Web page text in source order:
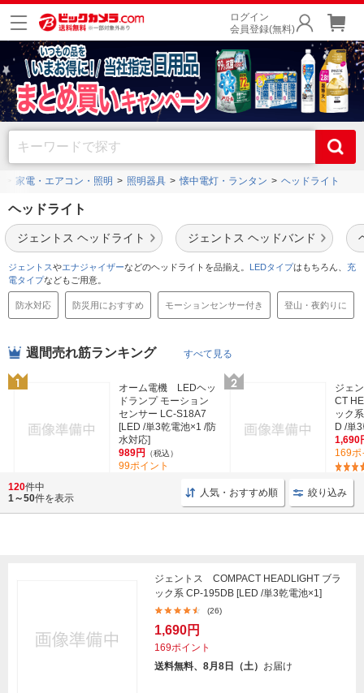
ログイン
会員登録(無料)
家電・エアコン・照明 照明器具 懐中電灯・ランタン ヘッドライト
ヘッドライト
ジェントス ヘッドライト ジェントス ヘッドバンド
ジェントスやエナジャイザーなどのヘッドライトを品揃え。 LEDタイプはもちろん、 充
電タイプなどもご用意。
防水対応 防災用におすすめ モーションセンサー付き 登山・夜釣りに
週間売れ筋ランキング すべて見る
オーム電機 LEDヘッ
ドランプ モーション
センサー LC-S18A7
[LED /単3乾電池×1 /防
水対応]
989円
（税込）
99ポイント
ジェ
CT
ック
D /単
1,690
169ポ
120件中
1～50件を表示 人気・おすすめ順 絞り込み
ジェントス COMPACT HEADLIGHT ブラ
ック系 CP-195DB [LED /単3乾電池×1]
(26)
1,690円
169ポイント
送料無料、8月8日（土） お届け